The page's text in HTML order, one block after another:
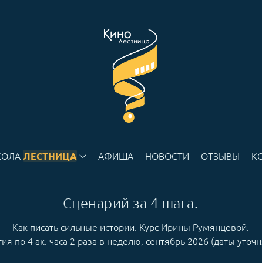
ЛЕСТНИЦА АФИША НОВОСТИ ОТЗЫВЫ
Сценарий за 4 шага.
Как писать сильные истории. Курс Ирины Румянцевой.
по 4 ак. часа 2 раза в неделю, сентябрь 2026 (даты